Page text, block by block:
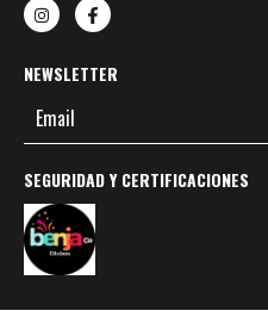
NEWSLETTER
SEGURIDAD Y CERTIFICACIONES